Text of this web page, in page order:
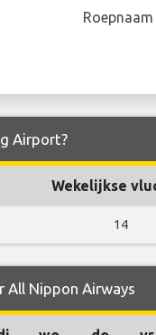
Airport?
Wekelijkse
14
Nippon Airways